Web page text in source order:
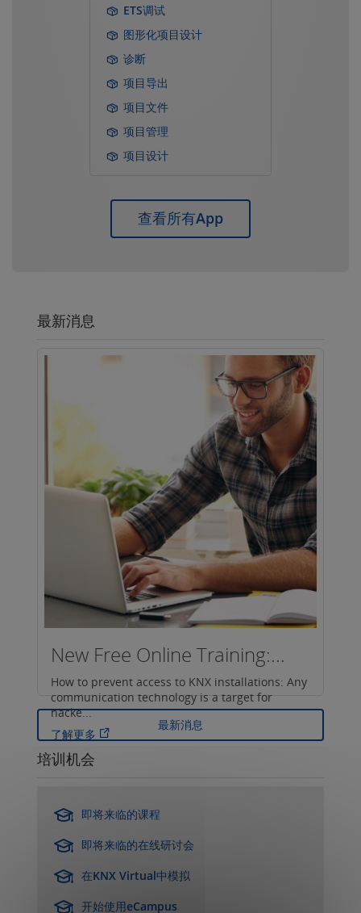
ETS调试
图形化项目设计
诊断
项目导出
项目文件
项目管理
项目设计
查看所有App
最新消息
New Free Online Training:...
How to prevent access to KNX installations: Any
communication technology is a target for
hacke...
了解更多
最新消息
培训机会
即将来临的课程
即将来临的在线研讨会
在KNX Virtual中模拟
开始使用eCampus